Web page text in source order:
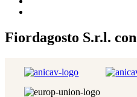
Fiordagosto S.r.l.